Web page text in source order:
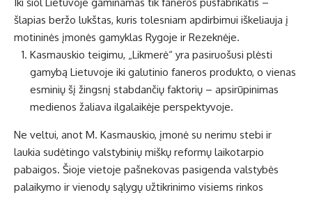
šlapias beržo lukštas, kuris tolesniam apdirbimui iškeliauja į
motininės įmonės gamyklas Rygoje ir Rezeknėje.
Kasmauskio teigimu, „Likmerė“ yra pasiruošusi plėsti
gamybą Lietuvoje iki galutinio faneros produkto, o vienas
esminių šį žingsnį stabdančių faktorių – apsirūpinimas
medienos žaliava ilgalaikėje perspektyvoje.
Ne veltui, anot M. Kasmauskio, įmonė su nerimu stebi ir
laukia sudėtingo valstybinių miškų reformų laikotarpio
pabaigos. Šioje vietoje pašnekovas pasigenda valstybės
palaikymo ir vienodų sąlygų užtikrinimo visiems rinkos